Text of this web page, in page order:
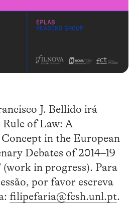
J. Bellido irá
Rule of Law: A
in the European
Debates of 2014–19
(work in progress). Para
por favor escreva
filipefaria@fcsh.unl.pt.